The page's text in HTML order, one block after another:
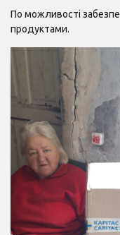
По можливості
продуктами.